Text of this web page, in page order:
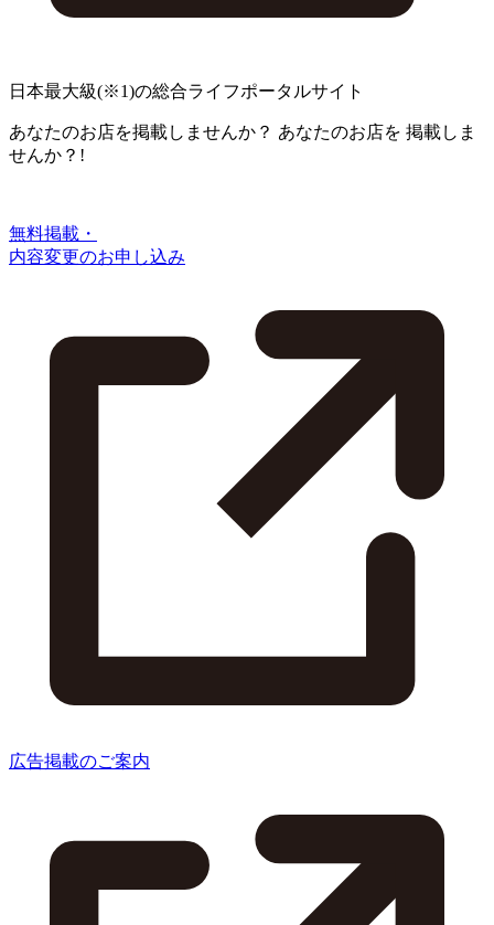
日本最大級(※1)の総合ライフポータルサイト
あなたのお店を掲載しませんか？ あなたのお店を 掲載しま
せんか？!
無料掲載・
内容変更のお申し込み
広告掲載のご案内